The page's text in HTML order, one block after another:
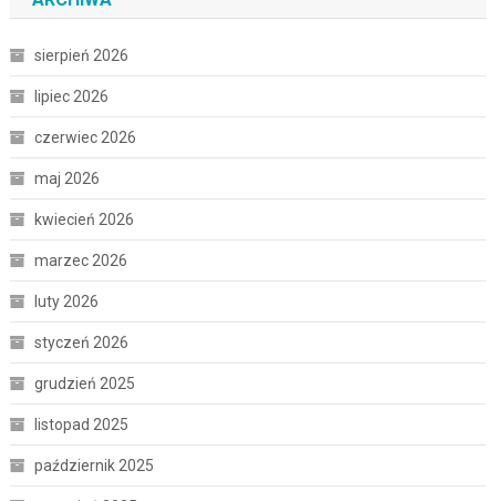
sierpień 2026
lipiec 2026
czerwiec 2026
maj 2026
kwiecień 2026
marzec 2026
luty 2026
styczeń 2026
grudzień 2025
listopad 2025
październik 2025